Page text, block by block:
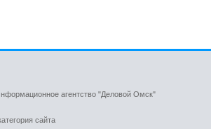
агентство "Деловой Омск"
сайта